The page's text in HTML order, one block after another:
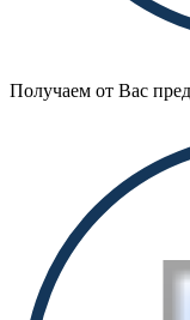
Получаем от Вас